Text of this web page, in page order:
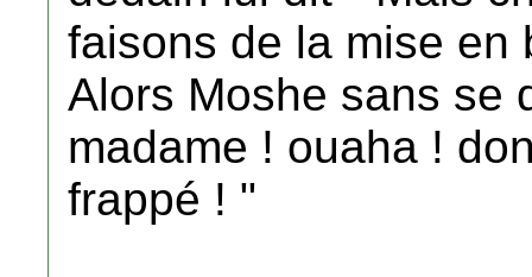
faisons de la mise en
Alors Moshe sans se
madame ! ouaha !
frappé ! "